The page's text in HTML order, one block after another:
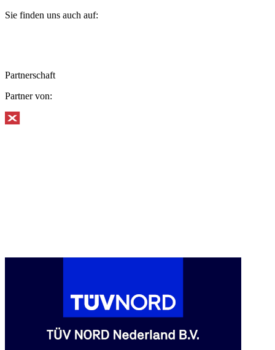
Sie finden uns auch auf:
Partnerschaft
Partner von: